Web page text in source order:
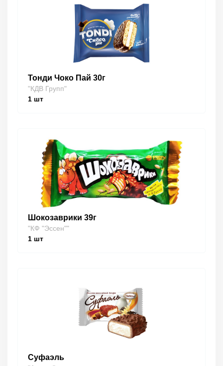
Тонди Чоко Пай 30г
"КДВ Групп"
1 шт
Шокозаврики 39г
"КФ "Эссен""
1 шт
Суфаэль